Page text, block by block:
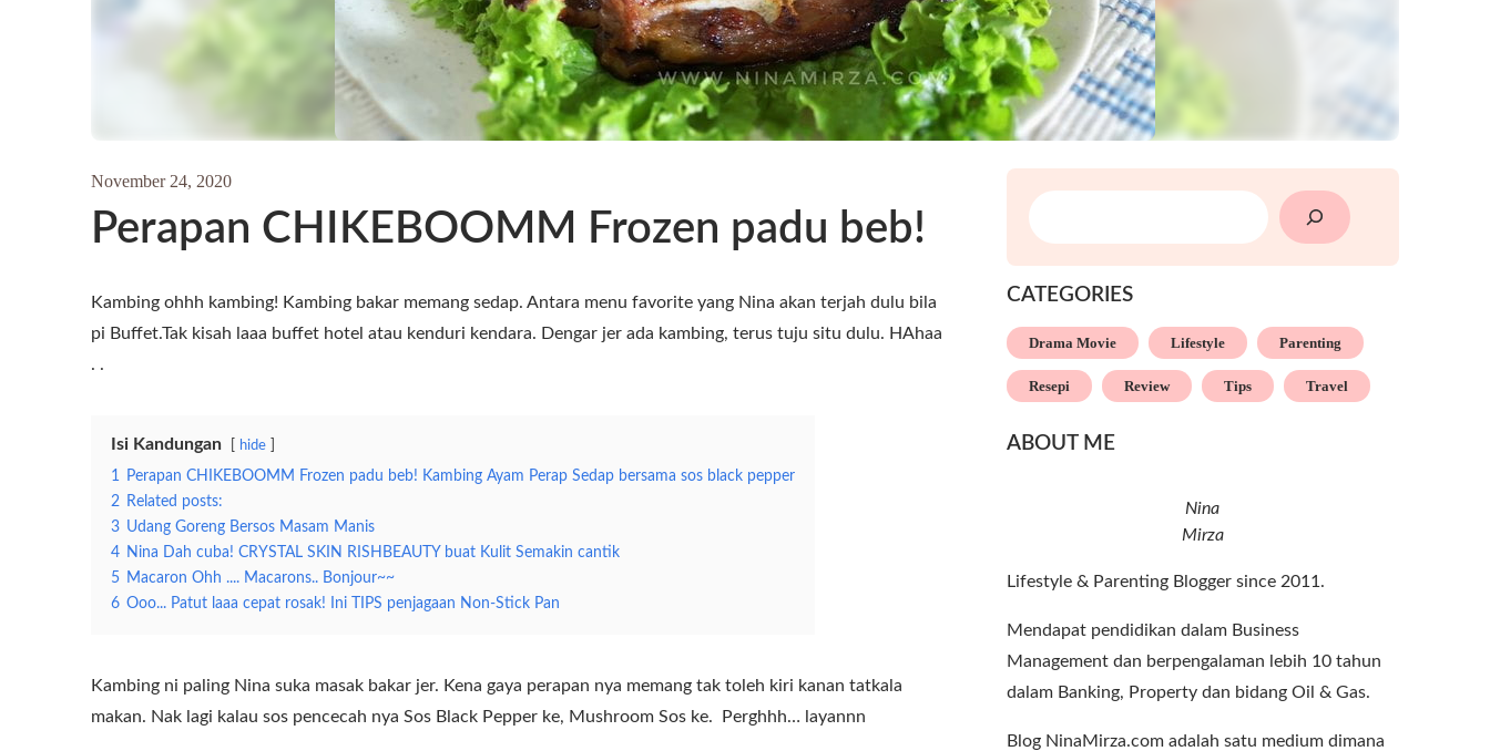
November 24, 2020
Perapan CHIKEBOOMM Frozen padu beb!
Kambing ohhh kambing! Kambing bakar memang sedap. Antara menu favorite yang Nina akan terjah dulu bila
pi Buffet.Tak kisah laaa buffet hotel atau kenduri kendara. Dengar jer ada kambing, terus tuju situ dulu. HAhaa
. .
Isi Kandungan hide
1 Perapan CHIKEBOOMM Frozen padu beb! Kambing Ayam Perap Sedap bersama sos black pepper
2 Related posts:
3 Udang Goreng Bersos Masam Manis
4 Nina Dah cuba! CRYSTAL SKIN RISHBEAUTY buat Kulit Semakin cantik
5 Macaron Ohh .... Macarons.. Bonjour~~
6 Ooo... Patut laaa cepat rosak! Ini TIPS penjagaan Non-Stick Pan
Kambing ni paling Nina suka masak bakar jer. Kena gaya perapan nya memang tak toleh kiri kanan tatkala
makan. Nak lagi kalau sos pencecah nya Sos Black Pepper ke, Mushroom Sos ke. Perghhh… layannn
SEARCH
CATEGORIES
Drama Movie Lifestyle Parenting
Resepi Review Tips Travel
ABOUT ME
Nina
Mirza
Lifestyle & Parenting Blogger since 2011.
Mendapat pendidikan dalam Business
Management dan berpengalaman lebih 10 tahun
dalam Banking, Property dan bidang Oil & Gas.
Blog NinaMirza.com adalah satu medium dimana